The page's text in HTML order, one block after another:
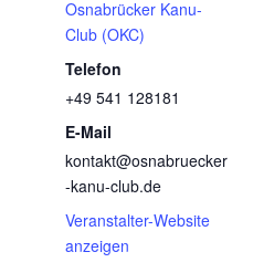
Osnabrücker Kanu-
Club (OKC)
Telefon
+49 541 128181
E-Mail
kontakt@osnabruecker
-kanu-club.de
Veranstalter-Website
anzeigen